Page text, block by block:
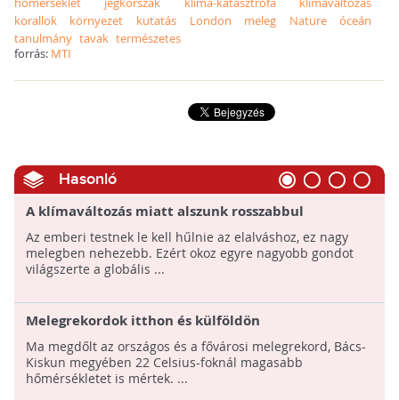
korallok
környezet kutatás London meleg Nature
óceán
tanulmány tavak természetes
forrás: MTI
Hasonló
A klímaváltozás miatt alszunk rosszabbul
Az emberi testnek le kell hűlnie az elalváshoz, ez nagy
melegben nehezebb. Ezért okoz egyre nagyobb gondot
világszerte a globális ...
Melegrekordok itthon és külföldön
Ma megdőlt az országos és a fővárosi melegrekord, Bács-
Kiskun megyében 22 Celsius-foknál magasabb
hőmérsékletet is mértek. ...